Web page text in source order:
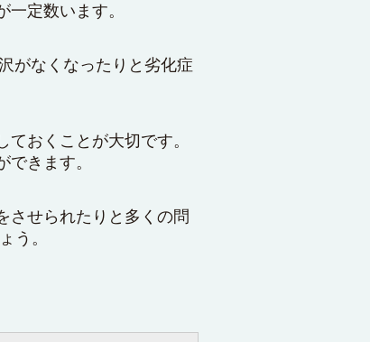
定数います。
がなくなったりと劣化症
おくことが大切です。
きます。
させられたりと多くの問
う。